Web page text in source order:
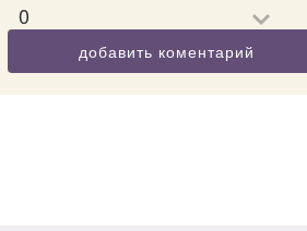
0
добавить коментарий